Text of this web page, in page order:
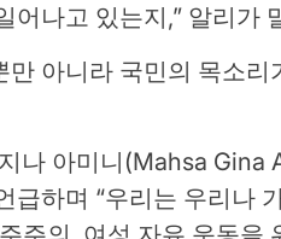
어나고 있는지,” 알리가
아니라 국민의 목소리
나 아미니(Mahsa Gina
급하며 “우리는 우리나